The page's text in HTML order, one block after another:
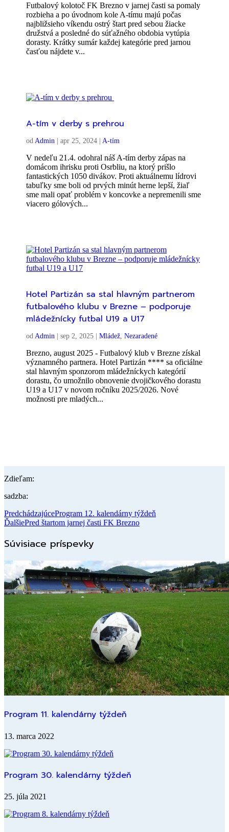
Futbalový kolotoč FK Brezno v jarnej časti sa pomaly
rozbieha a po úvodnom kole A-tímu majú počas
najbližsieho víkendu ostrý štart pred sebou žiacke
družstvá a posledné do súťažného obdobia vytúpia
dorasty. Krátky sumár každej kategórie pred jarnou
časťou nájdete v...
A-tím v derby s prehrou
od Admin |apr 25, 2024 | A-tím
V nedeľu 21.4. odohral náš A-tím derby zápas na
domácom ihrisku proti Osrbliu, na ktorý prišlo
fantastických 1050 divákov. Proti aktuálnemu lídrovi
tabuľky sme boli od prvých minút herne lepší, žiaľ
sme mali opať problém v koncovke a nepremenili sme
viacero gólových...
Hotel Partizán sa stal hlavným partnerom
futbalového klubu v Brezne – podporuje
mládežnícky futbal U19 a U17
od Admin |sep 2, 2025 |Mládež ,Nezaradené
Brezno, august 2025 - Futbalový klub v Brezne získal
významného partnera. Hotel Partizán **** sa oficiálne
stal hlavným sponzorom mládežníckych kategórií
dorastu, čo umožnilo obnovenie dvojičkového dorastu
U19 a U17 v novom ročníku 2025/2026. Nové
možnosti pre mladých...
Zdieľam:
sadzba:
PredchádzajúceProgram 12. kalendárny týždeň
ĎalšiePred štartom jarnej časti FK Brezno
Súvisiace príspevky
Program 11. kalendárny týždeň
13. marca 2022
Program 30. kalendárny týždeň
25. júla 2021